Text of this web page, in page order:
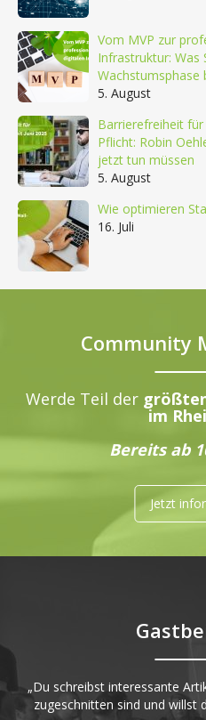
Vom MVP zur
Infrastruktur: Was
Wachstumsphase
5. August
Barrierefreiheit für
Pflicht: Robin
jetzt tun müssen
5. August
Wie optimieren
16. Juli
Community
Werde Teil der
im
Bereits ab
Jetzt
„Du schreibst interessante
zugeschnitten sind und willst